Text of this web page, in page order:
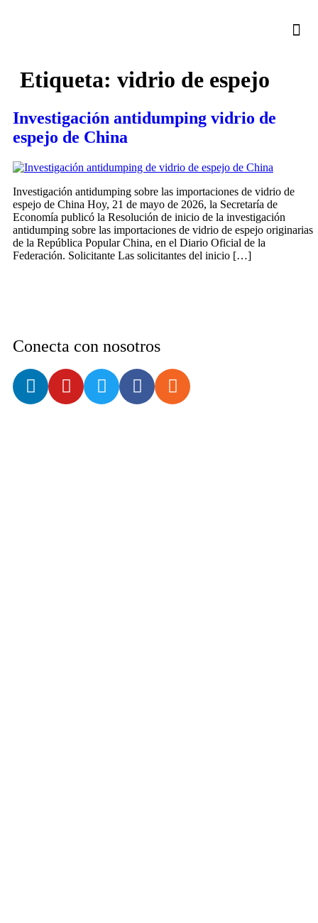
Etiqueta: vidrio de espejo
Investigación antidumping vidrio de
espejo de China
Investigación antidumping sobre las importaciones de vidrio de
espejo de China Hoy, 21 de mayo de 2026, la Secretaría de
Economía publicó la Resolución de inicio de la investigación
antidumping sobre las importaciones de vidrio de espejo originarias
de la República Popular China, en el Diario Oficial de la
Federación. Solicitante Las solicitantes del inicio […]
Conecta con nosotros